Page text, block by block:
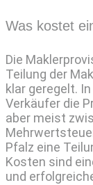
Was kostet
Die
Teilung der
klar geregelt.
Verkäufer die
aber meist
Pfalz eine
Kosten sind
und